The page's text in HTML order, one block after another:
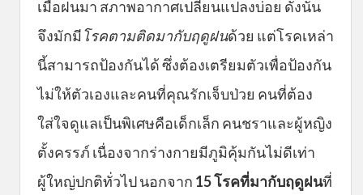
เมื่อฝนมา สภาพอากาศเปลี่ยนแปลงบ่อย ดังนั้น
จึงมักมีโรคตามติดมากับฤดูฝนด้วย แต่โรคเหล่า
นี้สามารถป้องกันได้ ซึ่งต้องเตรียมตัวเพื่อป้องกัน
ไม่ให้ตัวเองและคนที่คุณรักเจ็บป่วย คนที่ต้อง
ใส่ใจดูแลเป็นพิเศษคือเด็กเล็ก คนชราและผู้หญิง
ตั้งครรภ์ เนื่องจากร่างกายมีภูมิคุ้มกันไม่ดีเท่า
ผู้ใหญ่ปกติทั่วไป นอกจาก 15 โรคที่มากับฤดูฝนที่